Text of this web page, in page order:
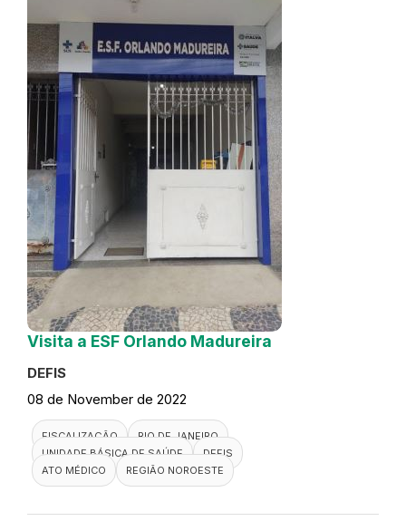
Visita a ESF Orlando Madureira
DEFIS
08 de November de 2022
FISCALIZAÇÃO
RIO DE JANEIRO
UNIDADE BÁSICA DE SAÚDE
DEFIS
ATO MÉDICO
REGIÃO NOROESTE